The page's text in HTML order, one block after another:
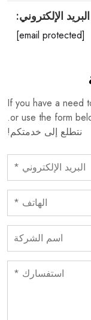
البريد الإلكتروني:
[email protected]
If you have a need
or use the form
نتطلع إلى خدمتكم!